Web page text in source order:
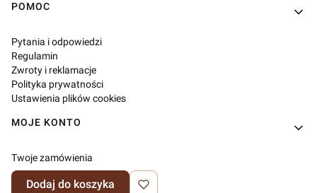
POMOC
Pytania i odpowiedzi
Regulamin
Zwroty i reklamacje
Polityka prywatności
Ustawienia plików cookies
MOJE KONTO
Twoje zamówienia
Ustawienia konta
Ulubione
Dodaj do koszyka